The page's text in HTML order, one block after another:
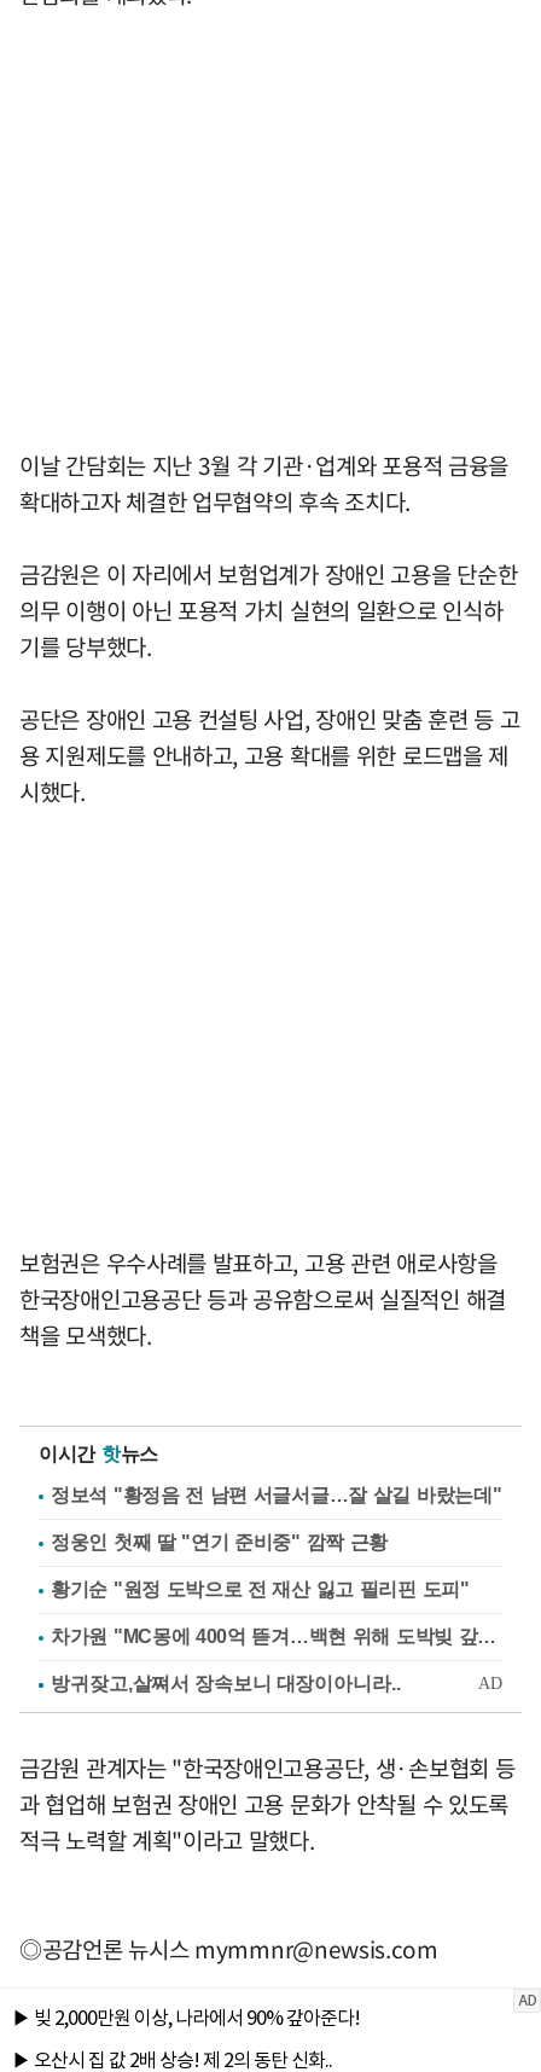
이날 간담회는 지난 3월 각 기관·업계와 포용적 금융을
확대하고자 체결한 업무협약의 후속 조치다.
금감원은 이 자리에서 보험업계가 장애인 고용을 단순한
의무 이행이 아닌 포용적 가치 실현의 일환으로 인식하
기를 당부했다.
공단은 장애인 고용 컨설팅 사업, 장애인 맞춤 훈련 등 고
용 지원제도를 안내하고, 고용 확대를 위한 로드맵을 제
시했다.
보험권은 우수사례를 발표하고, 고용 관련 애로사항을
한국장애인고용공단 등과 공유함으로써 실질적인 해결
책을 모색했다.
이시간 핫뉴스
정보석 "황정음 전 남편 서글서글…잘 살길 바랐는데"
정웅인 첫째 딸 "연기 준비중" 깜짝 근황
황기순 "원정 도박으로 전 재산 잃고 필리핀 도피"
차가원 "MC몽에 400억 뜯겨…백현 위해 도박빚 갚아줘"
금감원 관계자는 "한국장애인고용공단, 생·손보협회 등
과 협업해 보험권 장애인 고용 문화가 안착될 수 있도록
적극 노력할 계획"이라고 말했다.
◎공감언론 뉴시스mymmnr@newsis.com